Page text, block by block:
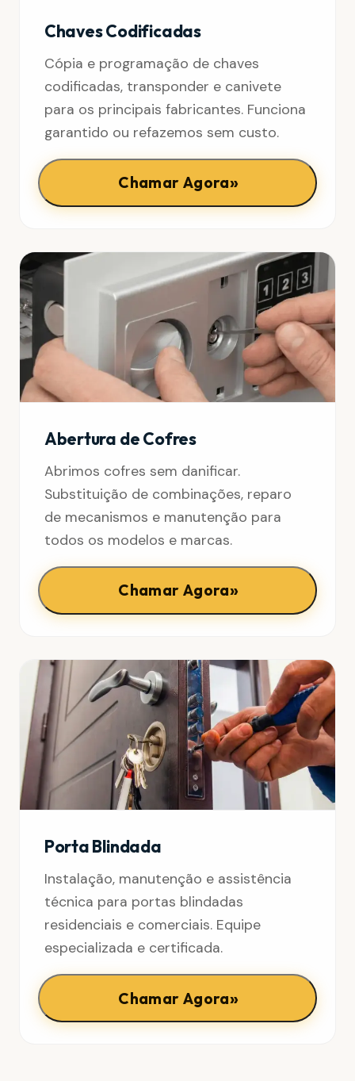
Chaves Codificadas
Cópia e programação de chaves
codificadas, transponder e canivete
para os principais fabricantes. Funciona
garantido ou refazemos sem custo.
Chamar Agora»
Abertura de Cofres
Abrimos cofres sem danificar.
Substituição de combinações, reparo
de mecanismos e manutenção para
todos os modelos e marcas.
Chamar Agora»
Porta Blindada
Instalação, manutenção e assistência
técnica para portas blindadas
residenciais e comerciais. Equipe
especializada e certificada.
Chamar Agora»